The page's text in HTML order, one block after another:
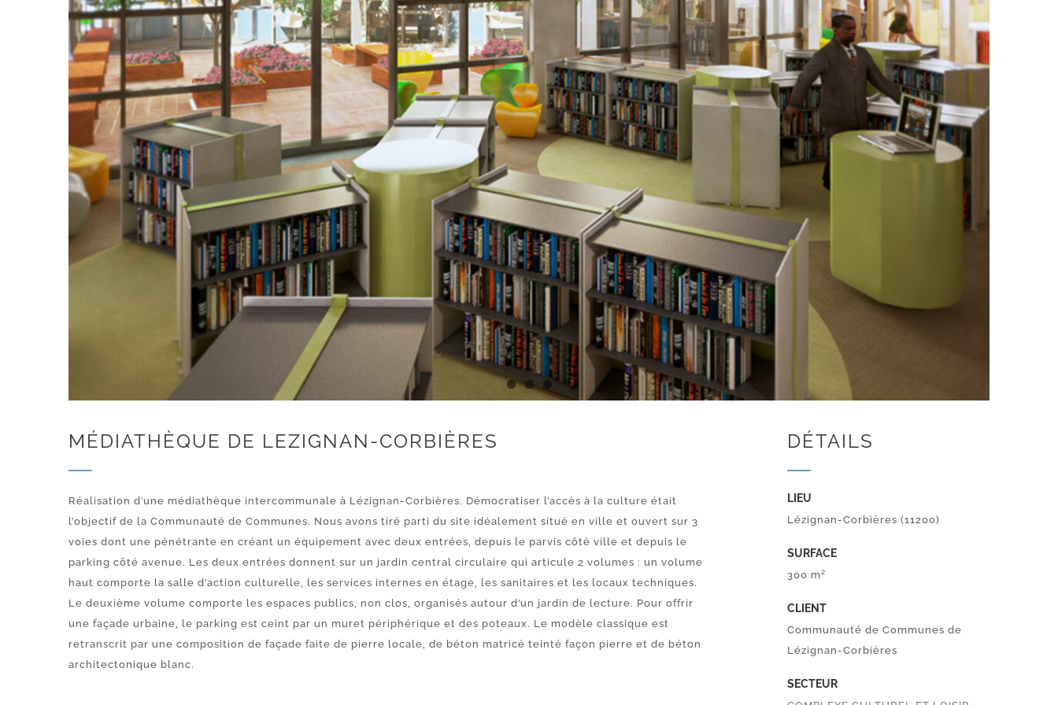
MÉDIATHÈQUE DE LEZIGNAN-CORBIÈRES
Réalisation d’une médiathèque intercommunale à Lézignan-Corbières. Démocratiser l’accès à la culture était
l’objectif de la Communauté de Communes. Nous avons tiré parti du site idéalement situé en ville et ouvert sur 3
voies dont une pénétrante en créant un équipement avec deux entrées, depuis le parvis côté ville et depuis le
parking côté avenue. Les deux entrées donnent sur un jardin central circulaire qui articule 2 volumes : un volume
haut comporte la salle d’action culturelle, les services internes en étage, les sanitaires et les locaux techniques.
Le deuxième volume comporte les espaces publics, non clos, organisés autour d’un jardin de lecture. Pour offrir
une façade urbaine, le parking est ceint par un muret périphérique et des poteaux. Le modèle classique est
retranscrit par une composition de façade faite de pierre locale, de béton matricé teinté façon pierre et de béton
architectonique blanc.
DÉTAILS
LIEU
Lézignan-Corbières (11200)
SURFACE
300 m²
CLIENT
Communauté de Communes de
Lézignan-Corbières
SECTEUR